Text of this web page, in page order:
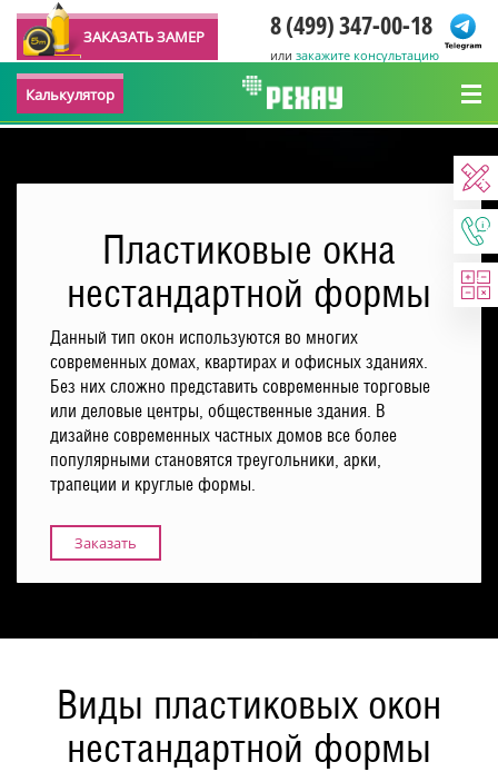
ЗАКАЗАТЬ ЗАМЕР 8 (499) 347-00-18
или закажите консультацию
Калькулятор
Пластиковые окна
нестандартной формы
Данный тип окон используются во многих
современных домах, квартирах и офисных зданиях.
Без них сложно представить современные торговые
или деловые центры, общественные здания. В
дизайне современных частных домов все более
популярными становятся треугольники, арки,
трапеции и круглые формы.
Заказать
Виды пластиковых окон
нестандартной формы